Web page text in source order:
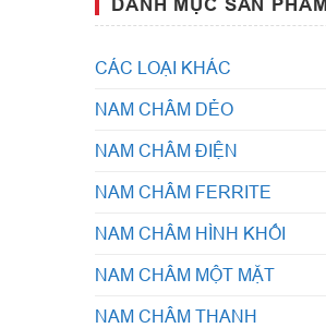
DANH MỤC SẢN PHẨM
CÁC LOẠI KHÁC
NAM CHÂM DẺO
NAM CHÂM ĐIỆN
NAM CHÂM FERRITE
NAM CHÂM HÌNH KHỐI
NAM CHÂM MỘT MẶT
NAM CHÂM THANH